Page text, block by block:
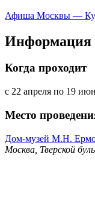
Афиша Москвы —
Информация
Когда проходит
с 22 апреля по 19
Место
Дом-музей М.Н.
Москва, Тверской